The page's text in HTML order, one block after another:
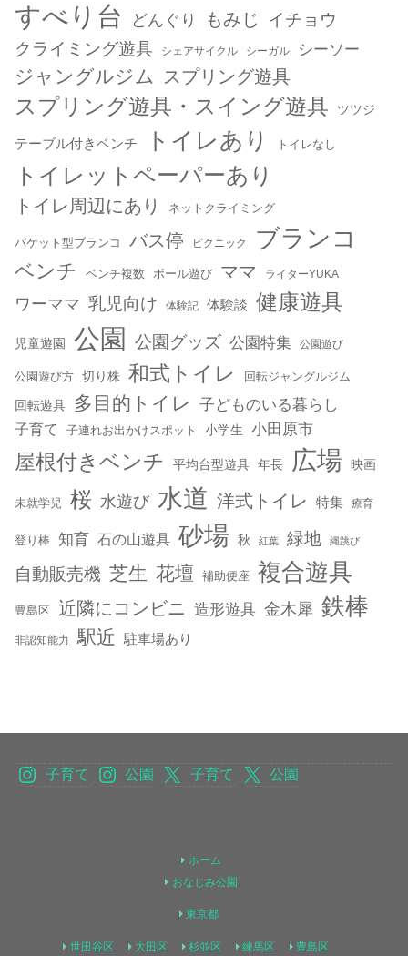
すべり台 どんぐり もみじ
イチョウ
クライミング遊具
シェアサイクル シーガル シーソー
ジャングルジム スプリング遊具
スプリング遊具・スイング遊具 ツツジ
テーブル付きベンチ トイレあり トイレなし
トイレットペーパーあり
トイレ周辺にあり ネットクライミング
バケット型ブランコ バス停 ピクニック ブランコ
ベンチ ベンチ複数 ボール遊び ママ ライターYUKA
ワーママ 乳児向け 体験記 体験談 健康遊具
児童遊園 公園 公園グッズ 公園特集 公園遊び
公園遊び方 切り株 和式トイレ 回転ジャングルジム
回転遊具 多目的トイレ 子どものいる暮らし
子育て 子連れお出かけスポット 小学生 小田原市
屋根付きベンチ 平均台型遊具 年長 広場 映画
未就学児 桜 水遊び 水道 洋式トイレ 特集 療育
登り棒 知育 石の山遊具 砂場 秋 紅葉 緑地 縄跳び
自動販売機 芝生 花壇 補助便座 複合遊具
豊島区 近隣にコンビニ 造形遊具 金木犀 鉄棒
非認知能力 駅近 駐車場あり
子育て 公園 子育て 公園
ホーム
おなじみ公園
東京都
世田谷区 大田区 杉並区 練馬区 豊島区